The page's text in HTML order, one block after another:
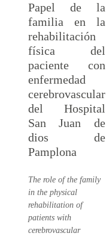
Papel de la
familia en la
rehabilitación
física del
paciente con
enfermedad
cerebrovascular
del Hospital
San Juan de
dios de
Pamplona
The role of the family
in the physical
rehabilitation of
patients with
cerebrovascular